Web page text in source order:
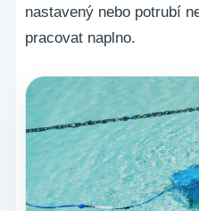
nastavený nebo potrubí
pracovat naplno.